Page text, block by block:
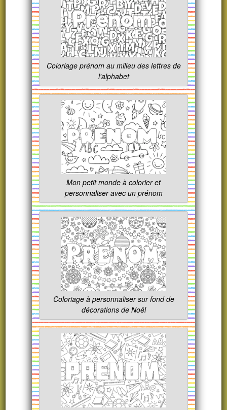
Coloriage prénom au milieu des lettres de
l'alphabet
Mon petit monde à colorier et
personnaliser avec un prénom
Coloriage à personnaliser sur fond de
décorations de Noël